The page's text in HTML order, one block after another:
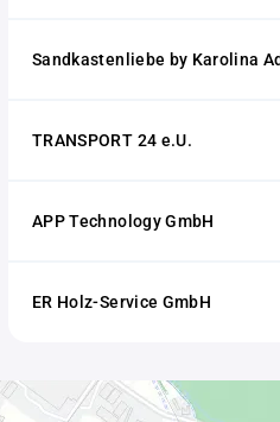
Sandkastenliebe by Karolina
TRANSPORT 24 e.U.
APP Technology GmbH
ER Holz-Service GmbH